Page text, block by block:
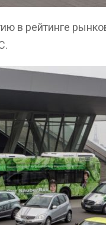
в рейтинге